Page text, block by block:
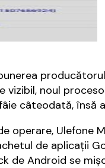
vizibil, noul
câteodată, însă
operare,
de aplicaţii
de Android se